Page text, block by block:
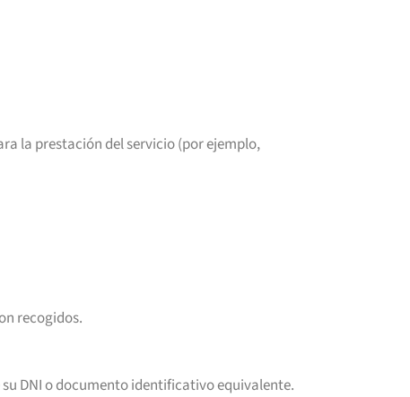
la prestación del servicio (por ejemplo,
recogidos.
DNI o documento identificativo equivalente.